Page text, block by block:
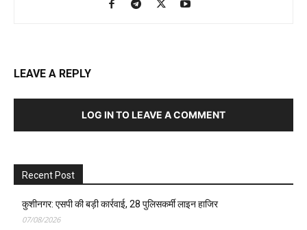
LEAVE A REPLY
LOG IN TO LEAVE A COMMENT
Recent Post
कुशीनगर: एसपी की बड़ी कार्रवाई, 28 पुलिसकर्मी लाइन हाजिर
07/08/2026